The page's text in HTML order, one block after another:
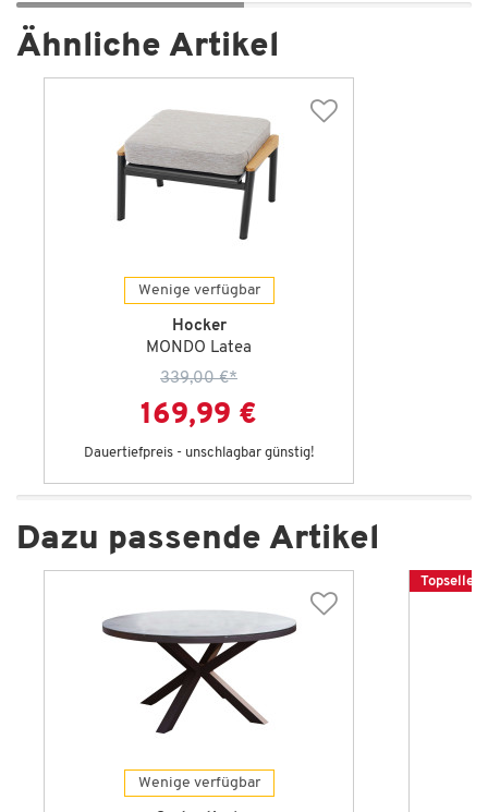
Ähnliche Artikel
Wenige verfügbar
Hocker
MONDO Latea
339,00 €*
169,99 €
Dauertiefpreis - unschlagbar günstig!
Dazu passende Artikel
Wenige verfügbar
Topseller